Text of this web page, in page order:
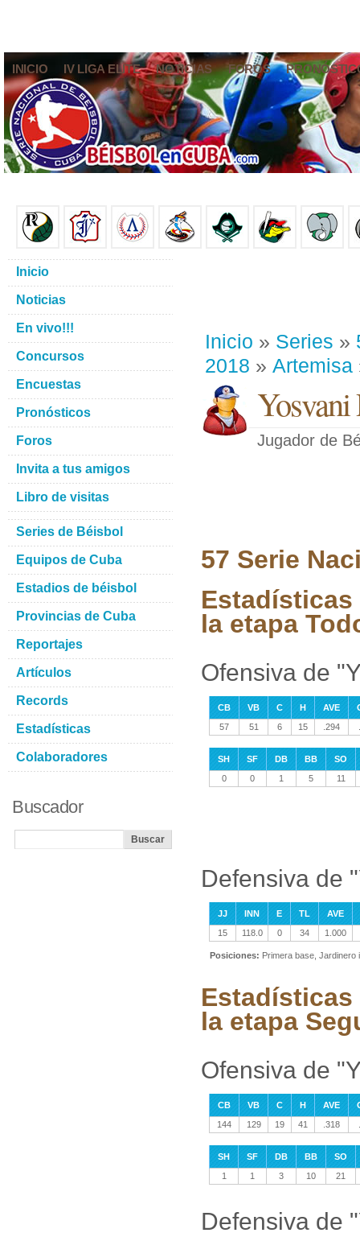
INICIO IV LIGA ELITE NOTICIAS FOROS
Inicio » Series »
2018 » Artemisa
Yosvani
Jugador de
57 Serie
Estadísticas
la etapa
Ofensiva de
CB VB C H AVE
57
51 6 15 .294
SH SF DB BB
SO
0
0 1 5 11
Defensiva de
JJ INN E TL
AVE
15
118.0 0 34 1.000
Posiciones: Primera base,
Estadísticas
la etapa
Ofensiva de
CB VB C H AVE
144
129 19 41 .318
SH SF DB BB
SO
1
1 3 10 21
Defensiva de
Inicio
Noticias
En vivo!!!
Concursos
Encuestas
Pronósticos
Foros
Invita a tus amigos
Libro de visitas
Series de Béisbol
Equipos de Cuba
Estadios de béisbol
Provincias de Cuba
Reportajes
Artículos
Records
Estadísticas
Colaboradores
Buscador